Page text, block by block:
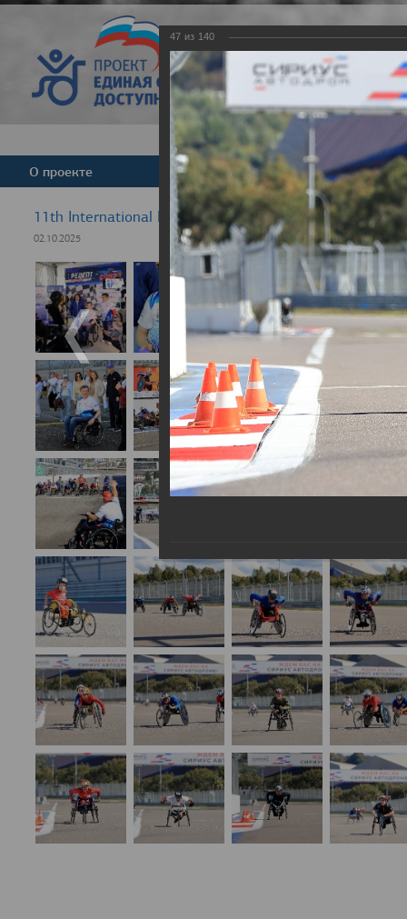
Версия для
О проекте Команда Новости
11th International Rezept-Sport Wheelchair Half
02.10.2025
47 из 140